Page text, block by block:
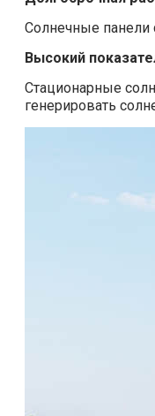
Солнечные панели
Высокий
Стационарные
генерировать